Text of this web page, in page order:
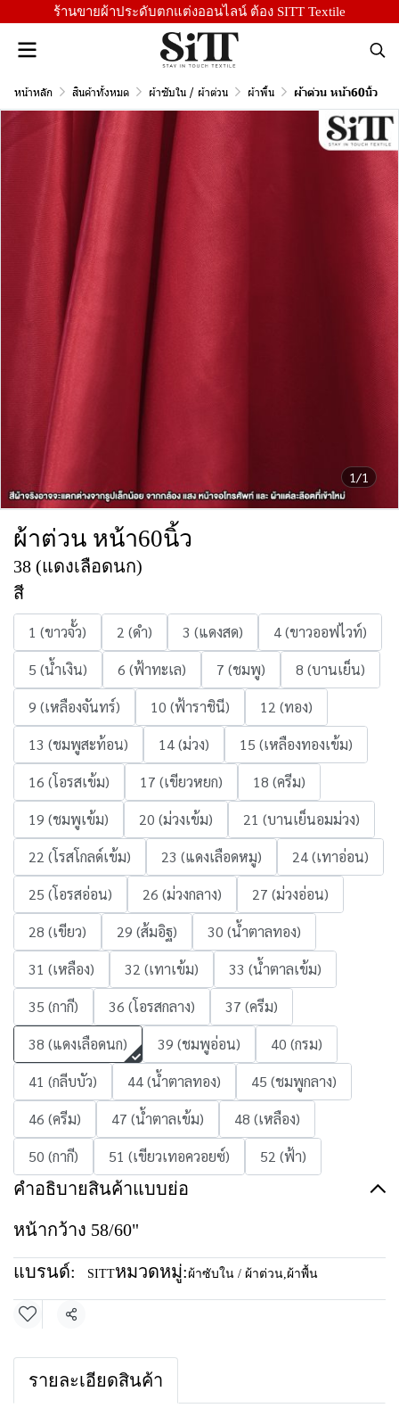
ร้านขายผ้าประดับตกแต่งออนไลน์ ต้อง SITT Textile
หน้าหลัก สินค้าทั้งหมด ผ้าซับใน / ผ้าต่วน ผ้าพื้น ผ้าต่วน หน้า60นิ้ว
1/1
ผ้าต่วน หน้า60นิ้ว
38 (แดงเลือดนก)
สี
1 (ขาวจั้ว) 2 (ดำ) 3 (แดงสด)
4 (ขาวออฟไวท์)
5 (น้ำเงิน)
6 (ฟ้าทะเล) 7 (ชมพู)
8 (บานเย็น)
9 (เหลืองจันทร์)
10 (ฟ้าราชินี)
12 (ทอง)
13 (ชมพูสะท้อน)
14 (ม่วง)
15 (เหลืองทองเข้ม)
16 (โอรสเข้ม)
17 (เขียวหยก)
18 (ครีม)
19 (ชมพูเข้ม)
20 (ม่วงเข้ม)
21 (บานเย็นอมม่วง)
22 (โรสโกลด์เข้ม)
23 (แดงเลือดหมู)
24 (เทาอ่อน)
25 (โอรสอ่อน)
26 (ม่วงกลาง)
27 (ม่วงอ่อน)
28 (เขียว)
29 (ส้มอิฐ)
30 (น้ำตาลทอง)
31 (เหลือง)
32 (เทาเข้ม)
33 (น้ำตาลเข้ม)
35 (กากี)
36 (โอรสกลาง)
37 (ครีม)
38 (แดงเลือดนก)
39 (ชมพูอ่อน)
40 (กรม)
41 (กลีบบัว)
44 (น้ำตาลทอง)
45 (ชมพูกลาง)
46 (ครีม)
47 (น้ำตาลเข้ม)
48 (เหลือง)
50 (กากี)
51 (เขียวเทอควอยซ์) 52 (ฟ้า)
คำอธิบายสินค้าแบบย่อ
หน้ากว้าง 58/60"
แบรนด์: SITTหมวดหมู่: ผ้าซับใน / ผ้าต่วน,ผ้าพื้น
แชร์
รายละเอียดสินค้า